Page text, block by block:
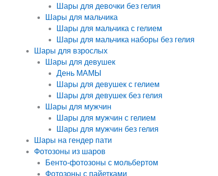
Шары для девочки без гелия
Шары для мальчика
Шары для мальчика с гелием
Шары для мальчика наборы без гелия
Шары для взрослых
Шары для девушек
День МАМЫ
Шары для девушек с гелием
Шары для девушек без гелия
Шары для мужчин
Шары для мужчин с гелием
Шары для мужчин без гелия
Шары на гендер пати
Фотозоны из шаров
Бенто-фотозоны с мольбертом
Фотозоны с пайетками